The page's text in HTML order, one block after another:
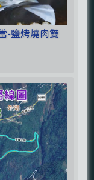
-鹽烤燒肉雙